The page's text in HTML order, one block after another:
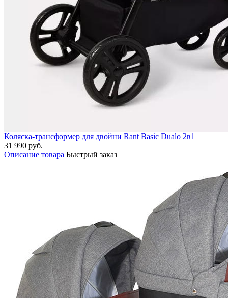
Коляска-трансформер для двойни Rant Basic Dualo 2в1
31 990 руб.
Описание товара Быстрый заказ